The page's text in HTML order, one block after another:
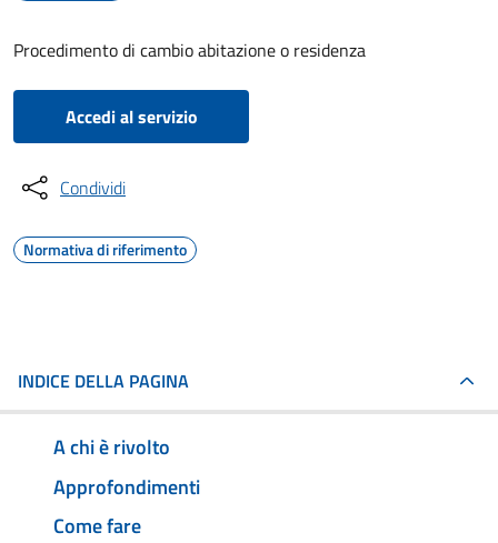
Procedimento di cambio abitazione o residenza
Accedi al servizio
Condividi
Normativa di riferimento
INDICE DELLA PAGINA
A chi è rivolto
Approfondimenti
Come fare